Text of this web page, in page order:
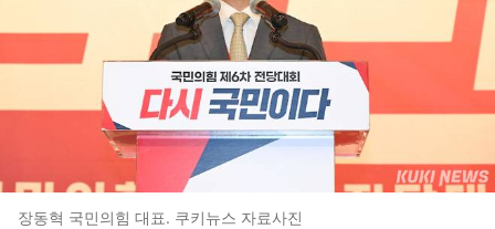
장동혁 국민의힘 대표. 쿠키뉴스 자료사진